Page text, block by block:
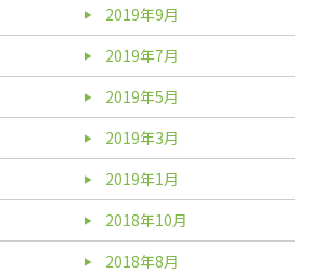
2019年9月
2019年7月
2019年5月
2019年3月
2019年1月
2018年10月
2018年8月